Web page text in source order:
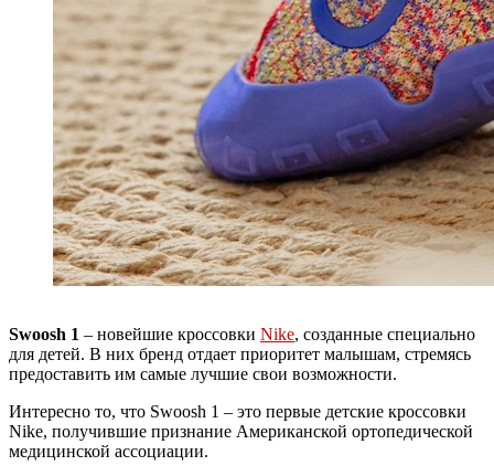
Swoosh 1 – новейшие кроссовки Nike, созданные специально
для детей. В них бренд отдает приоритет малышам, стремясь
предоставить им самые лучшие свои возможности.
Интересно то, что Swoosh 1 – это первые детские кроссовки
Nike, получившие признание Американской ортопедической
медицинской ассоциации.